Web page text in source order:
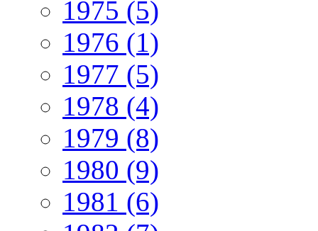
1975 (5)
1976 (1)
1977 (5)
1978 (4)
1979 (8)
1980 (9)
1981 (6)